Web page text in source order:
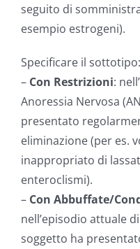
seguito di
esempio estrogeni).
Specificare il sottotipo:
– Con Restrizioni:
Anoressia Nervosa
presentato
eliminazione (per es.
inappropriato di
enteroclismi).
– Con Abbuffate/
nell’episodio attuale
soggetto ha